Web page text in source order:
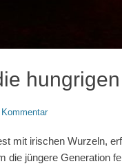
Kommentar
mit irischen Wurzeln,
die jüngere Generation